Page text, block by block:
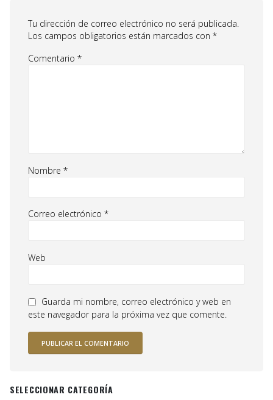
Tu dirección de correo electrónico no será publicada.
Los campos obligatorios están marcados con *
Comentario *
Nombre *
Correo electrónico *
Web
Guarda mi nombre, correo electrónico y web en
este navegador para la próxima vez que comente.
SELECCIONAR CATEGORÍA